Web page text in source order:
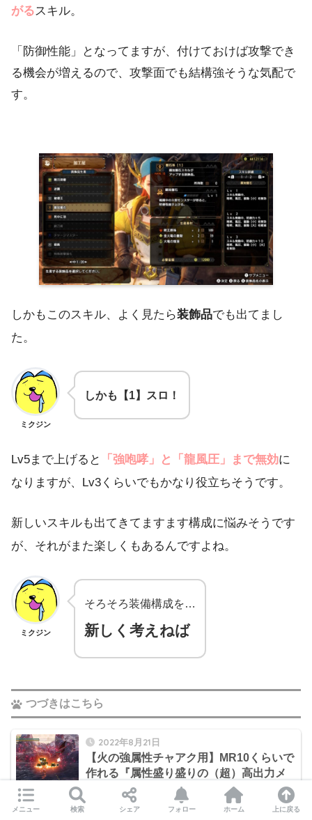
がる スキル。
「防御性能」となってますが、付けておけば攻撃でき
る機会が増えるので、攻撃面でも結構強そうな気配で
す。
しかもこのスキル、よく見たら装飾品でも出てまし
た。
ミクジン
しかも【1】スロ！
Lv5まで上げると 「強咆哮」と「龍風圧」まで無効に
なりますが、Lv3くらいでもかなり役立ちそうです。
新しいスキルも出てきてますます構成に悩みそうです
が、それがまた楽しくもあるんですよね。
ミクジン
そろそろ装備構成を…
新しく考えねば
つづきはこちら
2022年8月21日
【火の強属性チャアク用】MR10くらいで
作れる『属性盛り盛りの（超）高出力メ
イン装備』を考えてみた【MHライズ：サ
ンブレイク日記】
メニュー 検索 シェア フォロー ホーム 上に戻る